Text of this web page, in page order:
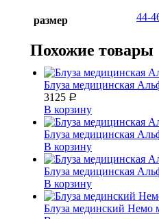
размер 44-
Похожие товары
Блуза медицинская
3125 Р
В корзину
Блуза медицинская
В корзину
Блуза медицинская
В корзину
Блуза мединский Немо